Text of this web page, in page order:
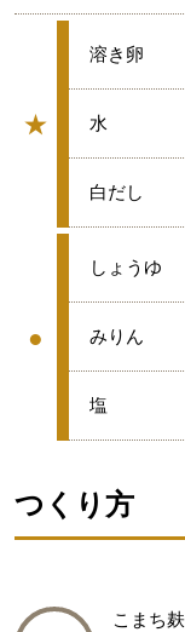
★
グループ
★
溶き卵
★
水
★
白だし
●
グループ
●しょうゆ
●
みりん
●
塩
つくり方
こまち